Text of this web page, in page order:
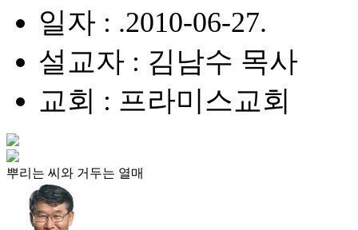
일자 : .2010-06-27.
설교자 : 김남수 목사
교회 : 프라미스교회
뿌리는 씨와 거두는 열매